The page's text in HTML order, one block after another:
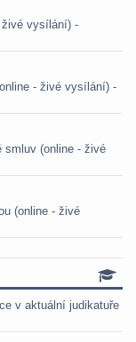
živé vysílání) -
- živé vysílání) -
smluv (online - živé
(online - živé
v aktuální judikatuře